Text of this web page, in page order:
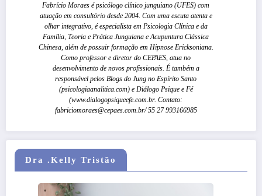
Fabrício Moraes é psicólogo clínico junguiano (UFES) com
atuação em consultório desde 2004. Com uma escuta atenta e
olhar integrativo, é especialista em Psicologia Clínica e da
Família, Teoria e Prática Junguiana e Acupuntura Clássica
Chinesa, além de possuir formação em Hipnose Ericksoniana.
Como professor e diretor do CEPAES, atua no
desenvolvimento de novos profissionais. É também a
responsável pelos Blogs do Jung no Espírito Santo
(psicologiaanalitica.com) e Diálogo Psique e Fé
(www.dialogopsiqueefe.com.br. Contato:
fabriciomoraes@cepaes.com.br/ 55 27 993166985
Dra .Kelly Tristão